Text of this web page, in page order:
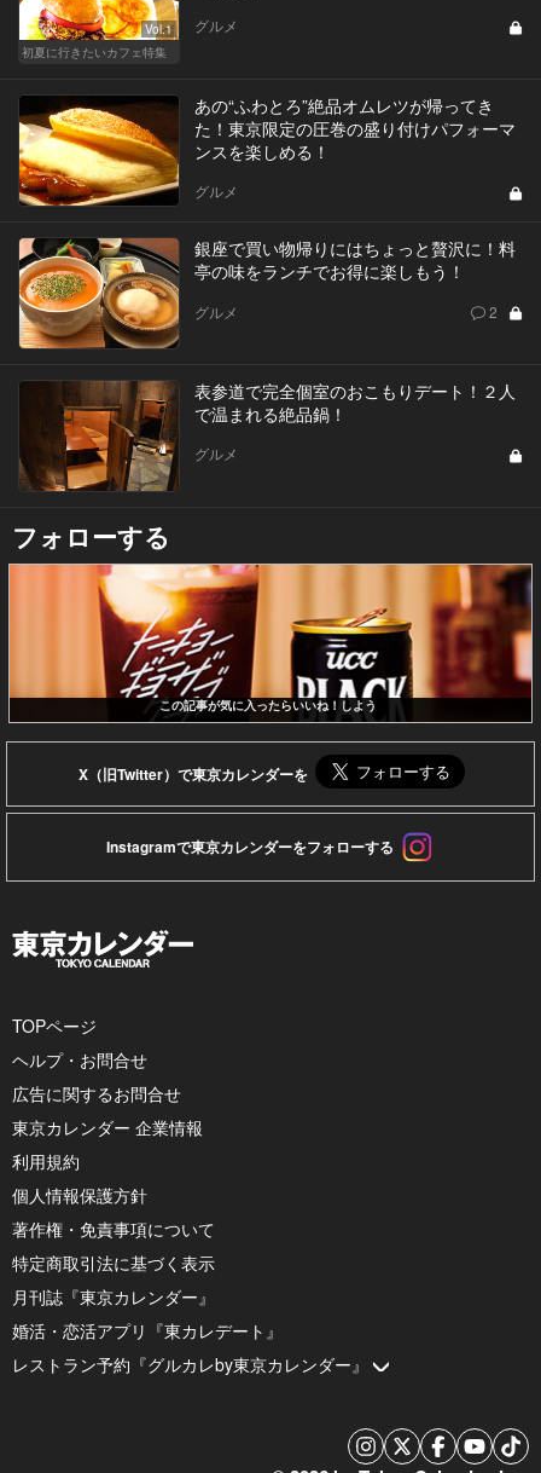
Vol.1
初夏に行きたいカフェ特集
グルメ
あの“ふわとろ”絶品オムレツが帰ってき
た！東京限定の圧巻の盛り付けパフォーマ
ンスを楽しめる！
グルメ
銀座で買い物帰りにはちょっと贅沢に！料
亭の味をランチでお得に楽しもう！
グルメ 2
表参道で完全個室のおこもりデート！２人
で温まれる絶品鍋！
グルメ
フォローする
この記事が気に入ったらいいね！しよう
X（旧Twitter）で東京カレンダーを
Instagramで東京カレンダーをフォローする
TOPページ
ヘルプ・お問合せ
広告に関するお問合せ
東京カレンダー 企業情報
利用規約
個人情報保護方針
著作権・免責事項について
特定商取引法に基づく表示
月刊誌『東京カレンダー』
婚活・恋活アプリ『東カレデート』
レストラン予約『グルカレby東京カレンダー』